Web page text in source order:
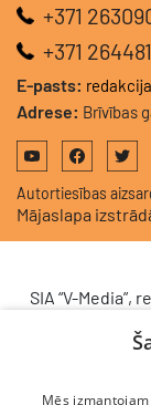
+371
+371
E-pasts:
Adrese: Brīvības
Autortiesības
Mājaslapa
SIA “V-Media”,
attiecību
decembrī tika
Mēs